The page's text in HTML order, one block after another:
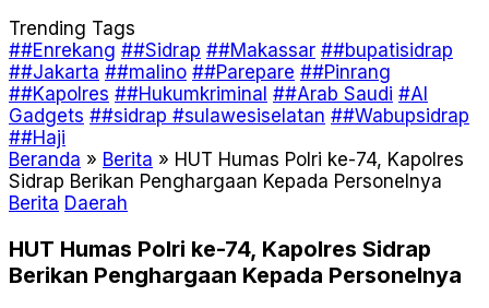
Trending Tags
##Enrekang ##Sidrap ##Makassar ##bupatisidrap
##Jakarta ##malino ##Parepare ##Pinrang
##Kapolres ##Hukumkriminal ##Arab Saudi #AI
Gadgets ##sidrap #sulawesiselatan ##Wabupsidrap
##Haji
Beranda » Berita » HUT Humas Polri ke-74, Kapolres
Sidrap Berikan Penghargaan Kepada Personelnya
Berita Daerah
HUT Humas Polri ke-74, Kapolres Sidrap
Berikan Penghargaan Kepada Personelnya